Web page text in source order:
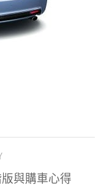
版與購車心得